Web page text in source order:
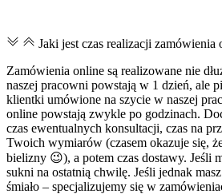
Jaki jest czas realizacji zamówienia
Zamówienia online są realizowane nie
naszej pracowni powstają w 1 dzień, ale
klientki umówione na szycie w naszej
online powstają zwykle po godzinach.
czas ewentualnych konsultacji, czas na
Twoich wymiarów (czasem okazuje się,
bielizny 😉), a potem czas dostawy. Jeśli
sukni na ostatnią chwilę. Jeśli jednak
śmiało – specjalizujemy się w